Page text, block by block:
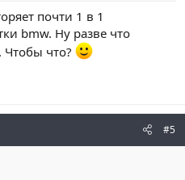
почти 1 в 1
bmw. Ну разве что
что?
#5